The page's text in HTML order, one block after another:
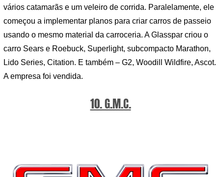
vários catamarãs e um veleiro de corrida. Paralelamente, ele
começou a implementar planos para criar carros de passeio
usando o mesmo material da carroceria. A Glasspar criou o
carro Sears e Roebuck, Superlight, subcompacto Marathon,
Lido Series, Citation. E também – G2, Woodill Wildfire, Ascot.
A empresa foi vendida.
10. G.M.C.